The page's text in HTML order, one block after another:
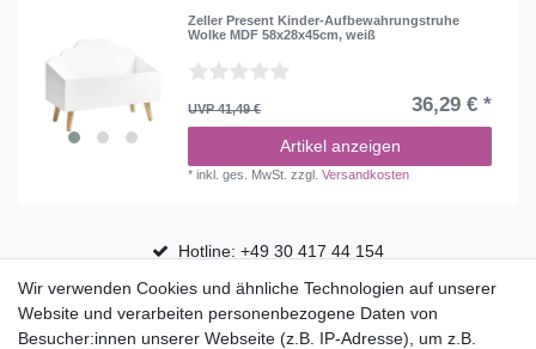
Zeller Present Kinder-Aufbewahrungstruhe
Wolke MDF 58x28x45cm, weiß
UVP 41,49 € 36,29 € *
Artikel anzeigen
*inkl. ges. MwSt. zzgl.Versandkosten
Hotline: +49 30 417 44 154
30 Tage Rückgaberecht
Versandfrei ab 75 € in Deutschland
Wir verwenden Cookies und ähnliche Technologien auf unserer
Website und verarbeiten personenbezogene Daten von
Besucher:innen unserer Webseite (z.B. IP-Adresse), um z.B.